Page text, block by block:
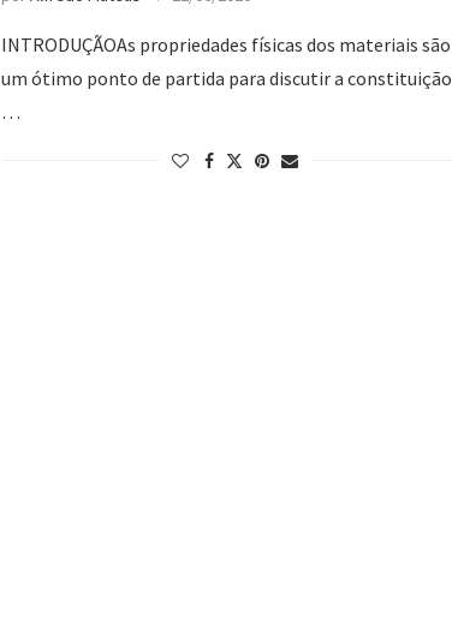
INTRODUÇÃOAs propriedades físicas dos materiais são
um ótimo ponto de partida para discutir a constituição
…